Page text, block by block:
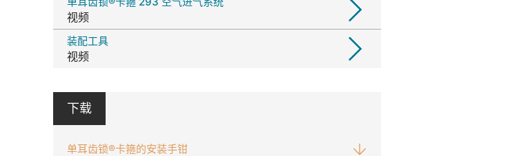
视频
装配工具
视频
下载
单耳齿锁®卡箍的安装手钳